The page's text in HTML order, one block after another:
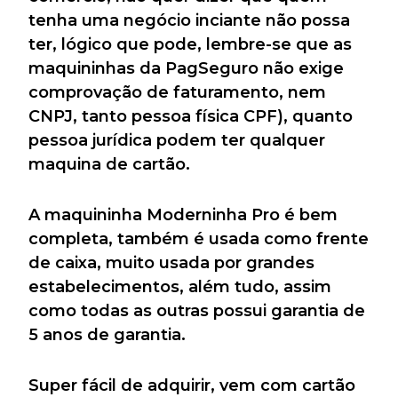
tenha uma negócio inciante não possa
ter, lógico que pode, lembre-se que as
maquininhas da PagSeguro não exige
comprovação de faturamento, nem
CNPJ, tanto pessoa física CPF), quanto
pessoa jurídica podem ter qualquer
maquina de cartão.
A maquininha Moderninha Pro é bem
completa, também é usada como frente
de caixa, muito usada por grandes
estabelecimentos, além tudo, assim
como todas as outras possui garantia de
5 anos de garantia.
Super fácil de adquirir, vem com cartão